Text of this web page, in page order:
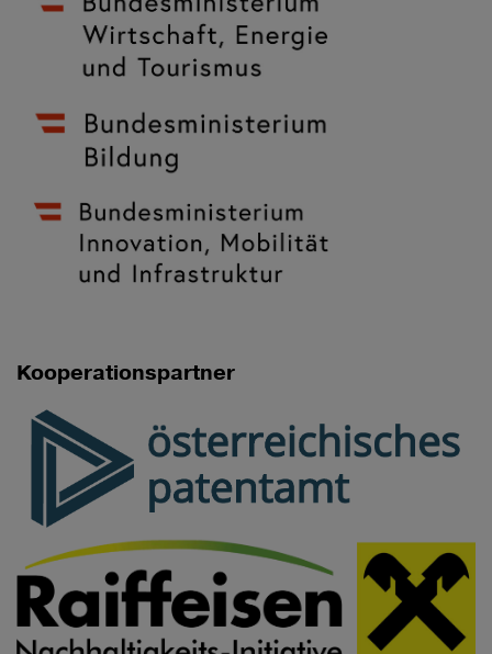
Kooperationspartner